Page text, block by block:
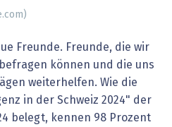
Freunde. Freunde, die wir
können und die uns
weiterhelfen. Wie die
in der Schweiz 2024" der
belegt, kennen 98 Prozent